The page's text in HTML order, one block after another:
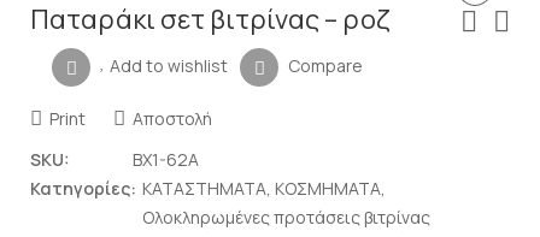
Παταράκι σετ βιτρίνας – ροζ
Add to wishlist Compare
Print
Αποστολή
SKU:
BX1-62A
Κατηγορίες: ΚΑΤΑΣΤΗΜΑΤΑ, ΚΟΣΜΗΜΑΤΑ,
Ολοκληρωμένες προτάσεις βιτρίνας